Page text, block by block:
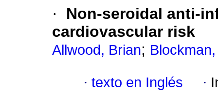
·
Non-seroidal anti-
cardiovascular risk
Allwood, Brian;
· texto en Inglés ·